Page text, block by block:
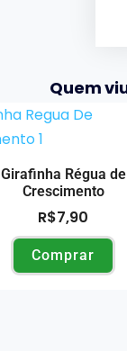
Quem
Girafinha Régua de
Crescimento
R$7,90
Comprar